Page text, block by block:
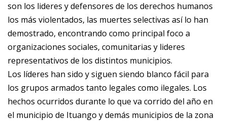
son los lideres y defensores de los derechos humanos
los más violentados, las muertes selectivas así lo han
demostrado, encontrando como principal foco a
organizaciones sociales, comunitarias y lideres
representativos de los distintos municipios.
Los líderes han sido y siguen siendo blanco fácil para
los grupos armados tanto legales como ilegales. Los
hechos ocurridos durante lo que va corrido del año en
el municipio de Ituango y demás municipios de la zona